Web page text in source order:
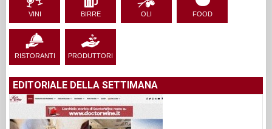
VINI BIRRE OLI FOOD
RISTORANTI PRODUTTORI
EDITORIALE DELLA SETTIMANA